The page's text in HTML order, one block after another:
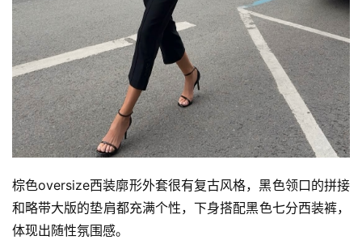
棕色oversize西装廓形外套很有复古风格，黑色领口的拼接
和略带大版的垫肩都充满个性，下身搭配黑色七分西装裤，
体现出随性氛围感。